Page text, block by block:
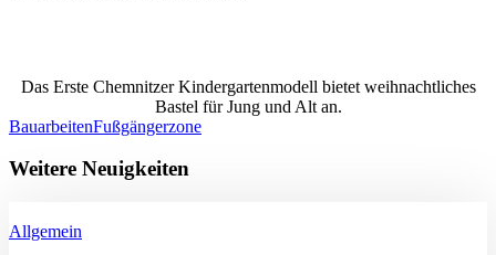
Das Erste Chemnitzer Kindergartenmodell bietet weihnachtliches
Bastel für Jung und Alt an.
BauarbeitenFußgängerzone
Weitere Neuigkeiten
Allgemein